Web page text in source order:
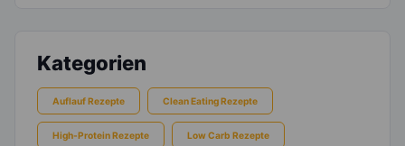
Kategorien
Auflauf Rezepte Clean Eating Rezepte
High-Protein Rezepte Low Carb Rezepte